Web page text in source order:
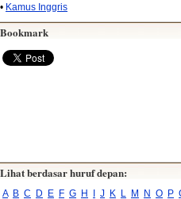
• Kamus Inggris
Bookmark
Lihat berdasar huruf depan:
A B C D E F G H I J K L M N O P